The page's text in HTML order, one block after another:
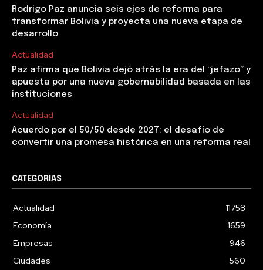
Rodrigo Paz anuncia seis ejes de reforma para
transformar Bolivia y proyecta una nueva etapa de
desarrollo
Actualidad
Paz afirma que Bolivia dejó atrás la era del “jefazo” y
apuesta por una nueva gobernabilidad basada en las
instituciones
Actualidad
Acuerdo por el 50/50 desde 2027: el desafío de
convertir una promesa histórica en una reforma real
CATEGORIAS
Actualidad
11758
Economía
1659
Empresas
946
Ciudades
560